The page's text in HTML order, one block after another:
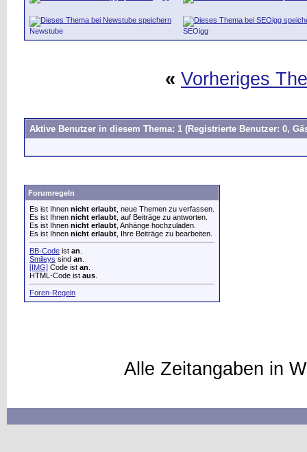
Newstube SEOigg
« Vorheriges
Aktive Benutzer in diesem Thema: 1 (Registrierte Benutzer: 0,
Forumregeln
Es ist Ihnen nicht erlaubt , neue Themen zu verfassen.
Es ist Ihnen nicht erlaubt , auf Beiträge zu antworten.
Es ist Ihnen nicht erlaubt , Anhänge hochzuladen.
Es ist Ihnen nicht erlaubt , Ihre Beiträge zu bearbeiten.
BB-Code ist an
Smileys sind an
[IMG] Code ist an
HTML-Code ist aus
Foren-Regeln
Alle Zeitangaben in